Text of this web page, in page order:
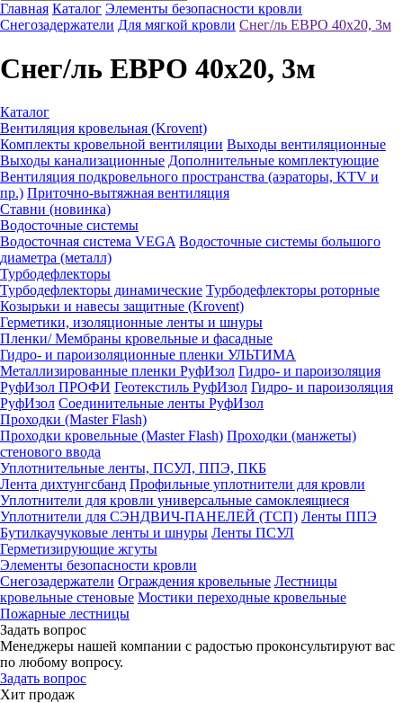
Главная Каталог Элементы безопасности кровли
Снегозадержатели Для мягкой кровли Снег/ль ЕВРО 40х20, 3м
Снег/ль ЕВРО 40х20, 3м
Каталог
Вентиляция кровельная (Krovent)
Комплекты кровельной вентиляции Выходы вентиляционные
Выходы канализационные Дополнительные комплектующие
Вентиляция подкровельного пространства (аэраторы, KTV и
пр.) Приточно-вытяжная вентиляция
Ставни (новинка)
Водосточные системы
Водосточная система VEGA Водосточные системы большого
диаметра (металл)
Турбодефлекторы
Турбодефлекторы динамические Турбодефлекторы роторные
Козырьки и навесы защитные (Krovent)
Герметики, изоляционные ленты и шнуры
Пленки/ Мембраны кровельные и фасадные
Гидро- и пароизоляционные пленки УЛЬТИМА
Металлизированные пленки РуфИзол Гидро- и пароизоляция
РуфИзол ПРОФИ Геотекстиль РуфИзол Гидро- и пароизоляция
РуфИзол Соединительные ленты РуфИзол
Проходки (Master Flash)
Проходки кровельные (Master Flash) Проходки (манжеты)
стенового ввода
Уплотнительные ленты, ПСУЛ, ППЭ, ПКБ
Лента дихтунгсбанд Профильные уплотнители для кровли
Уплотнители для кровли универсальные самоклеящиеся
Уплотнители для СЭНДВИЧ-ПАНЕЛЕЙ (ТСП) Ленты ППЭ
Бутилкаучуковые ленты и шнуры Ленты ПСУЛ
Герметизирующие жгуты
Элементы безопасности кровли
Снегозадержатели Ограждения кровельные Лестницы
кровельные стеновые Мостики переходные кровельные
Пожарные лестницы
Задать вопрос
Менеджеры нашей компании с радостью проконсультируют вас
по любому вопросу.
Задать вопрос
Хит продаж